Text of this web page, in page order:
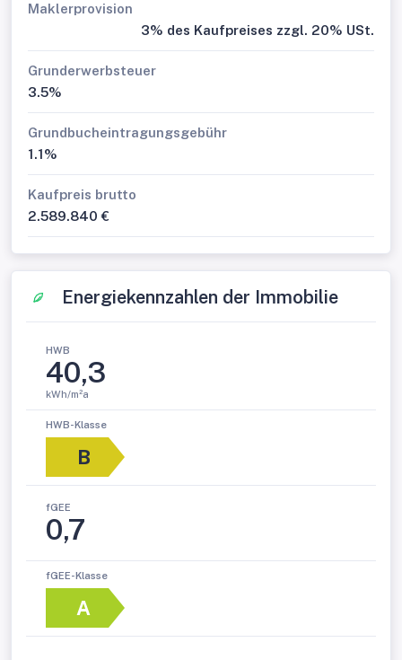
Maklerprovision
3% des Kaufpreises zzgl. 20% USt.
Grunderwerbsteuer
3.5%
Grundbucheintragungsgebühr
1.1%
Kaufpreis brutto
2.589.840 €
Energiekennzahlen der Immobilie
HWB
40,3
kWh/m²a
HWB-Klasse
B
fGEE
0,7
fGEE-Klasse
A